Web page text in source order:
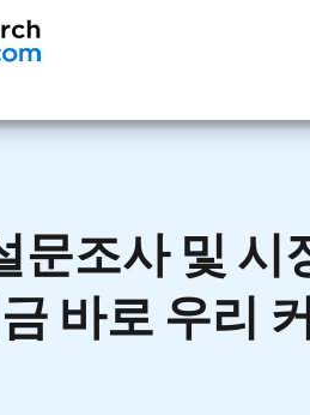
문조사 및
바로 우리